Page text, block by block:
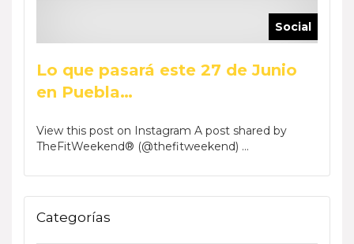
Social
Lo que pasará este 27 de Junio
en Puebla…
View this post on Instagram A post shared by
TheFitWeekend® (@thefitweekend) ...
Categorías